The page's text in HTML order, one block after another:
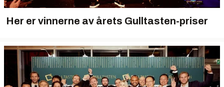
Her er vinnerne av årets Gulltasten-priser